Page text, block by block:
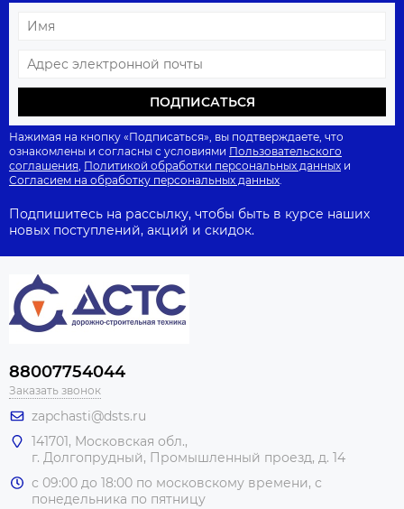
ПОДПИСАТЬСЯ
Нажимая на кнопку «Подписаться», вы подтверждаете, что
ознакомлены и согласны с условиями Пользовательского
соглашения, Политикой обработки персональных данных и
Согласием на обработку персональных данных.
Подпишитесь на рассылку, чтобы быть в курсе наших
новых поступлений, акций и скидок.
88007754044
Заказать звонок
zapchasti@dsts.ru
141701, Московская обл.,
г. Долгопрудный, Промышленный проезд, д. 14
с 09:00 до 18:00 по московскому времени, с
понедельника по пятницу